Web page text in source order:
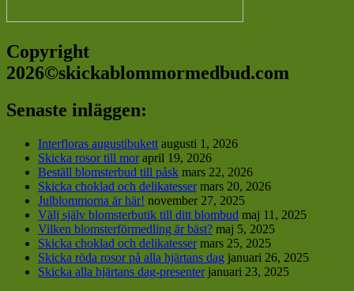
Copyright
2026©skickablommormedbud.com
Senaste inläggen:
Interfloras augustibukett augusti 1, 2026
Skicka rosor till mor april 19, 2026
Beställ blomsterbud till påsk mars 22, 2026
Skicka choklad och delikatesser mars 20, 2026
Julblommorna är här! november 27, 2025
Välj själv blomsterbutik till ditt blombud maj 11, 2025
Vilken blomsterförmedling är bäst? maj 5, 2025
Skicka choklad och delikatesser mars 25, 2025
Skicka röda rosor på alla hjärtans dag januari 26, 2025
Skicka alla hjärtans dag-presenter januari 23, 2025